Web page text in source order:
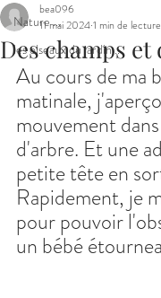
Nature ...
les oiseaux du jardin...
Des champs et
bea096
11 mai 20241 min de lecture
Au cours de ma
matinale,
mouvement
d'arbre. Et une
petite tête en
Rapidement, je
pour pouvoir
un bébé